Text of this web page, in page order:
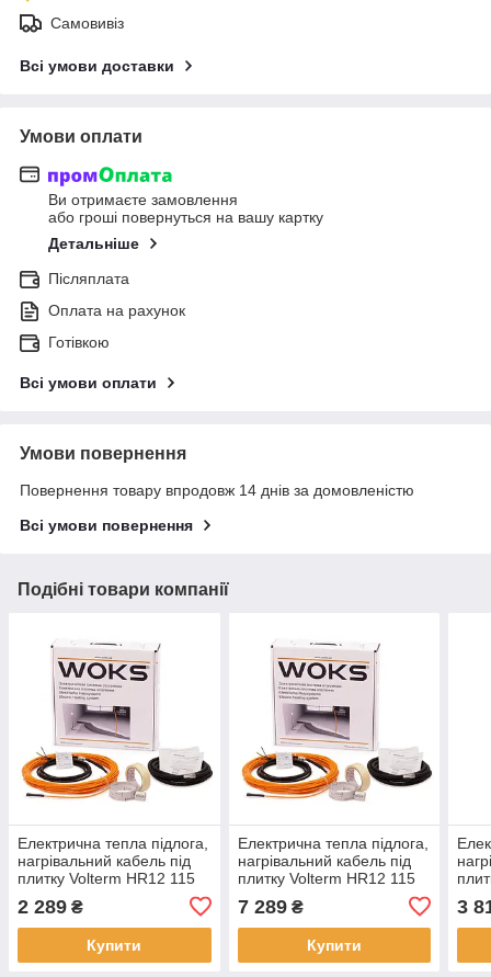
Самовивіз
Всі умови доставки
Умови оплати
Ви отримаєте замовлення
або гроші повернуться на вашу картку
Детальніше
Післяплата
Оплата на рахунок
Готівкою
Всі умови оплати
Умови повернення
Повернення товару впродовж 14 днів за домовленістю
Всі умови повернення
Подібні товари компанії
Електрична тепла підлога,
нагрівальний кабель під
плитку Volterm HR12 115
2 289 ₴
Купити
Електрична тепла підлога,
нагрівальний кабель під
плитку Volterm HR12 115
7 289₴
Купити
3